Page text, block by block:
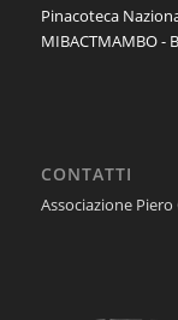
Pinacoteca
MIBACTMAMBO -
CONTATTI
Associazione